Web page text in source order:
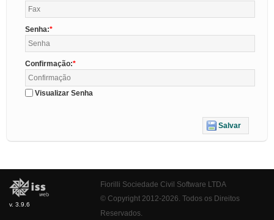
Senha:
Confirmação:
Visualizar Senha
Salvar
v. 3.9.6
Fiorilli Sociedade Civil Software LTDA
© Copyright 2012-2026. Todos os Direitos
Reservados.